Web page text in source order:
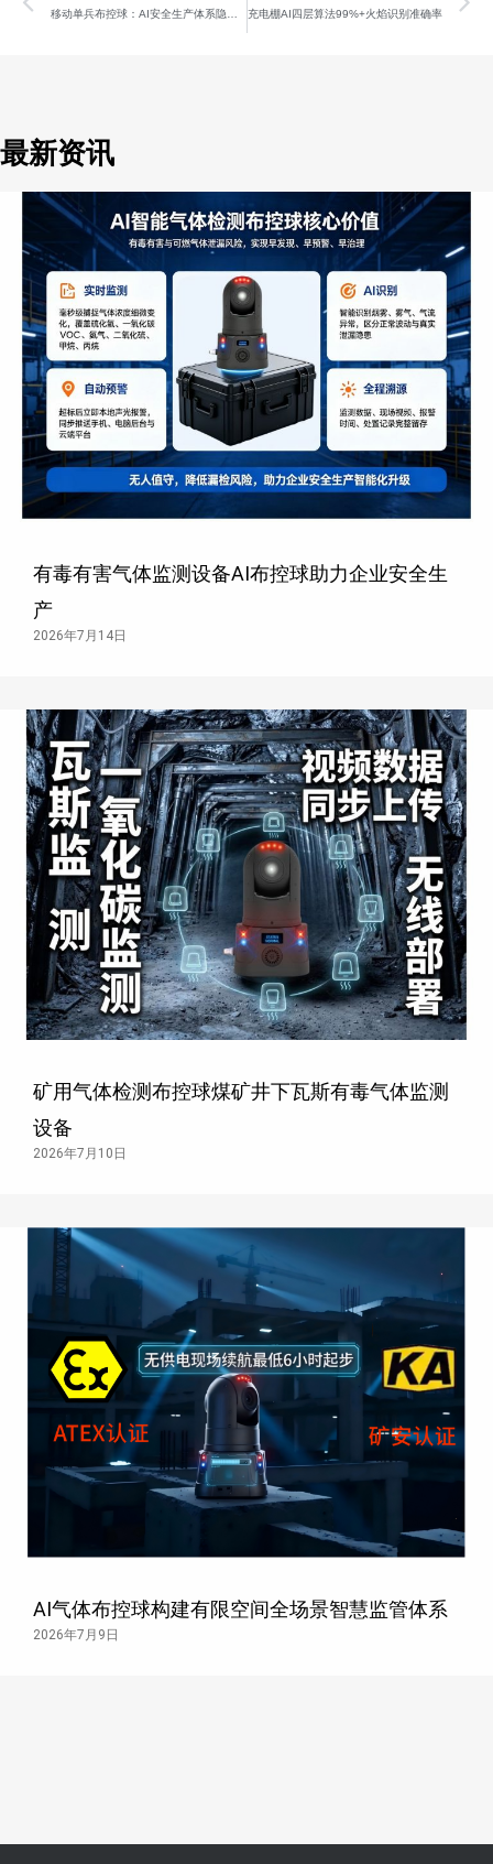
充电棚AI四层算法99%+火焰识别准确率
最新资讯
有毒有害气体监测设备AI布控球助力企业安全生
产
2026年7月14日
矿用气体检测布控球煤矿井下瓦斯有毒气体监测
设备
2026年7月10日
AI气体布控球构建有限空间全场景智慧监管体系
2026年7月9日